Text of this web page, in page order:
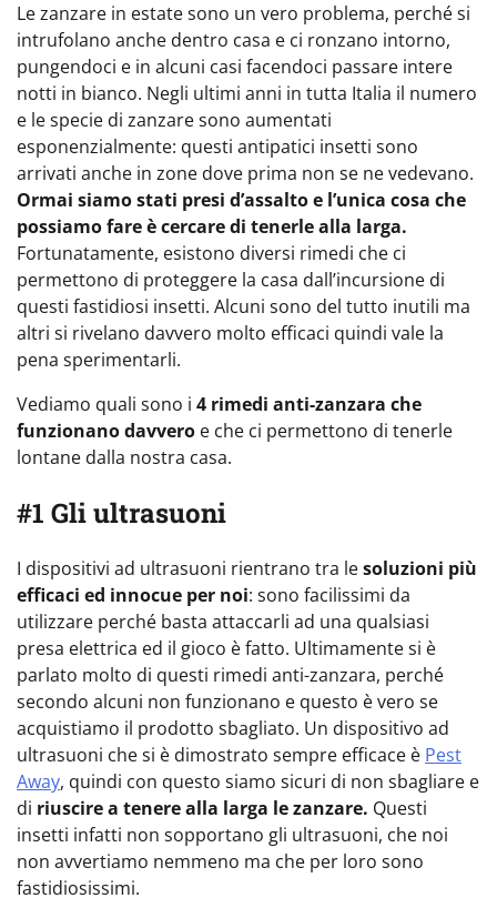
Le zanzare in estate sono un vero problema, perché si
intrufolano anche dentro casa e ci ronzano intorno,
pungendoci e in alcuni casi facendoci passare intere
notti in bianco. Negli ultimi anni in tutta Italia il numero
e le specie di zanzare sono aumentati
esponenzialmente: questi antipatici insetti sono
arrivati anche in zone dove prima non se ne vedevano.
Ormai siamo stati presi d’assalto e l’unica cosa che
possiamo fare è cercare di tenerle alla larga.
Fortunatamente, esistono diversi rimedi che ci
permettono di proteggere la casa dall’incursione di
questi fastidiosi insetti. Alcuni sono del tutto inutili ma
altri si rivelano davvero molto efficaci quindi vale la
pena sperimentarli.
Vediamo quali sono i 4 rimedi anti-zanzara che
funzionano davvero e che ci permettono di tenerle
lontane dalla nostra casa.
#1 Gli ultrasuoni
I dispositivi ad ultrasuoni rientrano tra lesoluzioni più
efficaci ed innocue per noi: sono facilissimi da
utilizzare perché basta attaccarli ad una qualsiasi
presa elettrica ed il gioco è fatto. Ultimamente si è
parlato molto di questi rimedi anti-zanzara, perché
secondo alcuni non funzionano e questo è vero se
acquistiamo il prodotto sbagliato. Un dispositivo ad
ultrasuoni che si è dimostrato sempre efficace è Pest
Away, quindi con questo siamo sicuri di non sbagliare e
di riuscire a tenere alla larga le zanzare. Questi
insetti infatti non sopportano gli ultrasuoni, che noi
non avvertiamo nemmeno ma che per loro sono
fastidiosissimi.